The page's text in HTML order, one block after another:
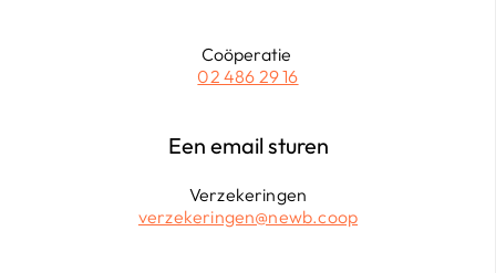
Coöperatie
02 486 29 16
Een email sturen
Verzekeringen
verzekeringen@newb.coop